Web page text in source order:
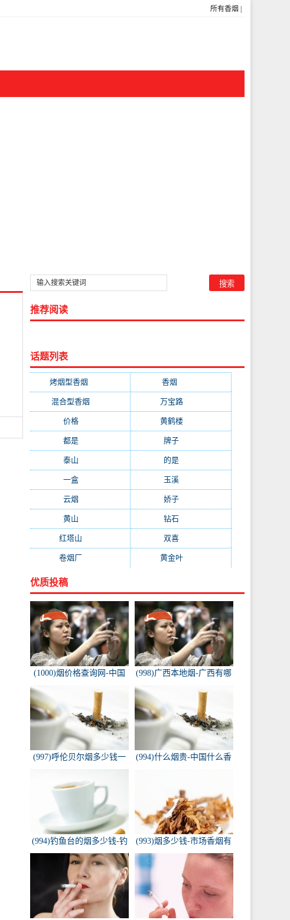
所有香烟
推荐阅读
话题列表
烤烟型香烟 香烟
混合型香烟 万宝路(331)
价格(319) 黄鹤楼(315)
都是(272) 牌子
泰山 的是
一盒(176) 玉溪
云烟 娇子
黄山 钻石
红塔山 双喜
卷烟厂 黄金叶(151)
优质投稿
(1000)烟价格查询网-中国
(998)广西本地烟-广西有哪
(997)呼伦贝尔烟多少钱一
包-白色的呼伦贝尔香烟多
少钱一包
(994)什么烟贵-中国什么香
(994)钓鱼台的烟多少钱-钓
鱼台香烟价格有哪几种规
格？
(993)烟多少钱-市场香烟有
几种 各多少钱一包